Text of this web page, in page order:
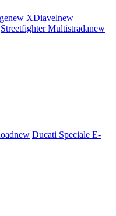
new XDiavelnew
StreetfighterMultistradanew
new Ducati Speciale E-